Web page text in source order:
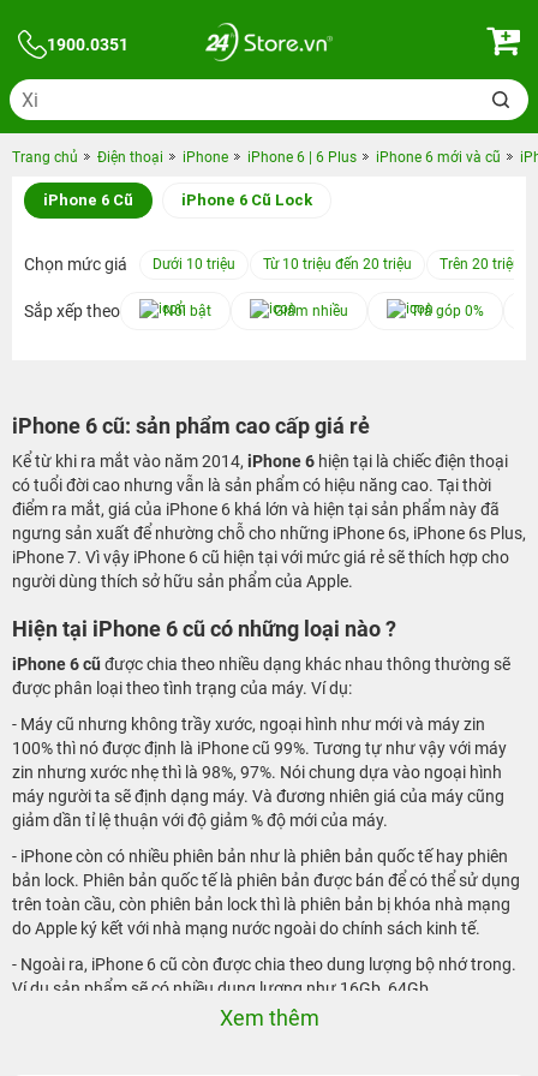
1900.0351
Trang chủ Điện thoại iPhone iPhone 6 | 6 Plus iPhone 6 mới và cũ
iPhone 6 Cũ iPhone 6 Cũ Lock
Chọn mức giá Dưới 10 triệu Từ 10 triệu đến 20 triệu Trên 20 triệu
Sắp xếp theo Nổi bật Giảm nhiều Trả góp 0%
iPhone 6 cũ: sản phẩm cao cấp giá rẻ
Kể từ khi ra mắt vào năm 2014, iPhone 6 hiện tại là chiếc điện thoại
có tuổi đời cao nhưng vẫn là sản phẩm có hiệu năng cao. Tại thời
điểm ra mắt, giá của iPhone 6 khá lớn và hiện tại sản phẩm này đã
ngưng sản xuất để nhường chỗ cho những iPhone 6s, iPhone 6s Plus,
iPhone 7. Vì vậy iPhone 6 cũ hiện tại với mức giá rẻ sẽ thích hợp cho
người dùng thích sở hữu sản phẩm của Apple.
Hiện tại iPhone 6 cũ có những loại nào ?
iPhone 6 cũ được chia theo nhiều dạng khác nhau thông thường sẽ
được phân loại theo tình trạng của máy. Ví dụ:
- Máy cũ nhưng không trầy xước, ngoại hình như mới và máy zin
100% thì nó được định là iPhone cũ 99%. Tương tự như vậy với máy
zin nhưng xước nhẹ thì là 98%, 97%. Nói chung dựa vào ngoại hình
máy người ta sẽ định dạng máy. Và đương nhiên giá của máy cũng
giảm dần tỉ lệ thuận với độ giảm % độ mới của máy.
- iPhone còn có nhiều phiên bản như là phiên bản quốc tế hay phiên
bản lock. Phiên bản quốc tế là phiên bản được bán để có thể sử dụng
trên toàn cầu, còn phiên bản lock thì là phiên bản bị khóa nhà mạng
do Apple ký kết với nhà mạng nước ngoài do chính sách kinh tế.
- Ngoài ra, iPhone 6 cũ còn được chia theo dung lượng bộ nhớ trong.
Ví dụ sản phẩm sẽ có nhiều dung lượng như 16Gb, 64Gb,..
Xem thêm